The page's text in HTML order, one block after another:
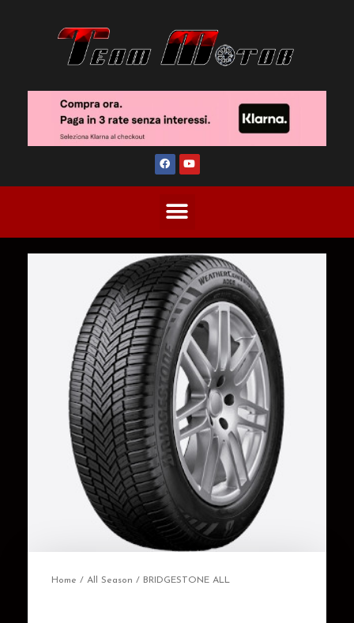
Home / All Season / BRIDGESTONE ALL